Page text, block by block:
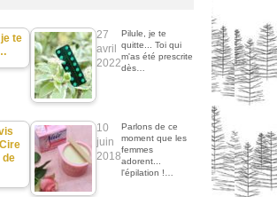
te
27
avril
2022
Pilule, je te
quitte... Toi qui
m'as été prescrite
dès…
de
10
juin
2018
Parlons de ce
moment que les
femmes
adorent...
l'épilation !…